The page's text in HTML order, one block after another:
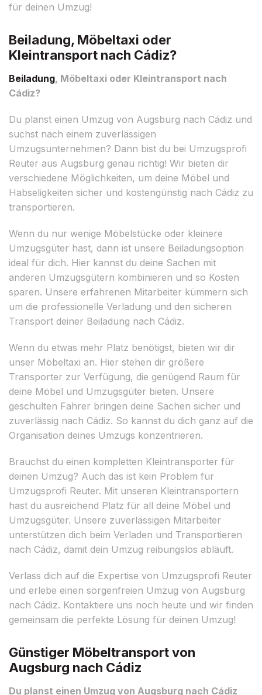
für deinen Umzug!
Beiladung, Möbeltaxi oder
Kleintransport nach Cádiz?
Beiladung, Möbeltaxi oder Kleintransport nach
Cádiz?
Du planst einen Umzug von Augsburg nach Cádiz und
suchst nach einem zuverlässigen
Umzugsunternehmen? Dann bist du bei Umzugsprofi
Reuter aus Augsburg genau richtig! Wir bieten dir
verschiedene Möglichkeiten, um deine Möbel und
Habseligkeiten sicher und kostengünstig nach Cádiz zu
transportieren.
Wenn du nur wenige Möbelstücke oder kleinere
Umzugsgüter hast, dann ist unsere Beiladungsoption
ideal für dich. Hier kannst du deine Sachen mit
anderen Umzugsgütern kombinieren und so Kosten
sparen. Unsere erfahrenen Mitarbeiter kümmern sich
um die professionelle Verladung und den sicheren
Transport deiner Beiladung nach Cádiz.
Wenn du etwas mehr Platz benötigst, bieten wir dir
unser Möbeltaxi an. Hier stehen dir größere
Transporter zur Verfügung, die genügend Raum für
deine Möbel und Umzugsgüter bieten. Unsere
geschulten Fahrer bringen deine Sachen sicher und
zuverlässig nach Cádiz. So kannst du dich ganz auf die
Organisation deines Umzugs konzentrieren.
Brauchst du einen kompletten Kleintransporter für
deinen Umzug? Auch das ist kein Problem für
Umzugsprofi Reuter. Mit unseren Kleintransportern
hast du ausreichend Platz für all deine Möbel und
Umzugsgüter. Unsere zuverlässigen Mitarbeiter
unterstützen dich beim Verladen und Transportieren
nach Cádiz, damit dein Umzug reibungslos abläuft.
Verlass dich auf die Expertise von Umzugsprofi Reuter
und erlebe einen sorgenfreien Umzug von Augsburg
nach Cádiz. Kontaktiere uns noch heute und wir finden
gemeinsam die perfekte Lösung für deinen Umzug!
Günstiger Möbeltransport von
Augsburg nach Cádiz
Du planst einen Umzug von Augsburg nach Cádiz